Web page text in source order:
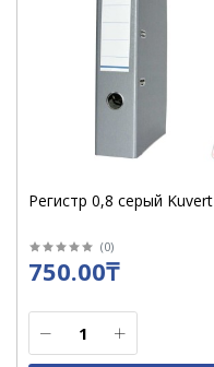
Регистр 0,8 серый Kuvert
(0)
750.00₸